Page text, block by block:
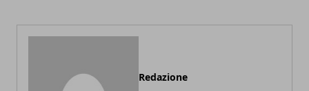
Redazione